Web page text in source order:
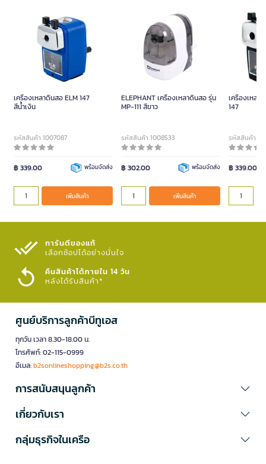
เครื่องเหลาดินสอ ELM 147
สีน้ำเงิน
รหัสสินค้า 1007087
฿ 339.00 พร้อมจัดส่ง
เพิ่มสินค้า
ELEPHANT เครื่องเหลาดินสอ รุ่น
MP-111 สีขาว
รหัสสินค้า 1008533
฿ 302.00 พร้อมจัดส่ง
เพิ่มสินค้า
เครื่องเหลา
147
รหัสสินค้า
฿ 339.00
การันตีของแท้
เลือกช้อปได้อย่างมั่นใจ​
คืนสินค้าได้ภายใน 14 วัน
หลังได้รับสินค้า*
ศูนย์บริการลูกค้าบีทูเอส
ทุกวัน เวลา 8.30-18.00 น.
โทรศัพท์: 02-115-0999
อีเมล:b2sonlineshopping@b2s.co.th
การสนับสนุนลูกค้า
เกี่ยวกับเรา
กลุ่มธุรกิจในเครือ